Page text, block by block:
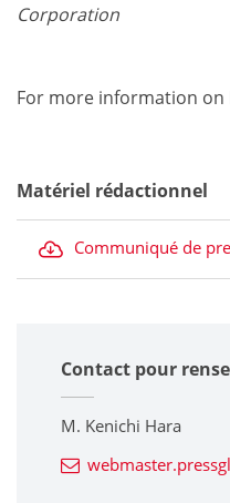
Corporation
For more information on
Matériel rédactionnel
Communiqué de
Contact pour
M. Kenichi Hara